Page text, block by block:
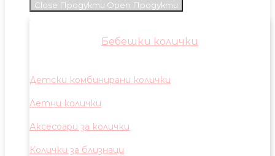
Close Продукти Open Продукти
Бебешки колички
Детски комбинирани колички
Летни колички
Аксесоари за колички
Колички за близнаци